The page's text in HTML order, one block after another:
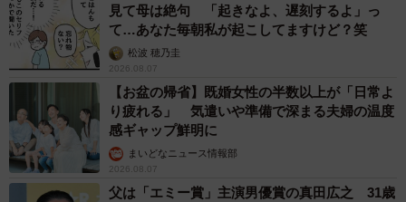
見て母は絶句 「起きなよ、遅刻するよ」っ
て…あなた毎朝私が起こしてますけど？笑
松波 穂乃圭
2026.08.07
【お盆の帰省】既婚女性の半数以上が「日常よ
り疲れる」 気遣いや準備で深まる夫婦の温度
感ギャップ鮮明に
まいどなニュース情報部
2026.08.07
父は「エミー賞」主演男優賞の真田広之 31歳